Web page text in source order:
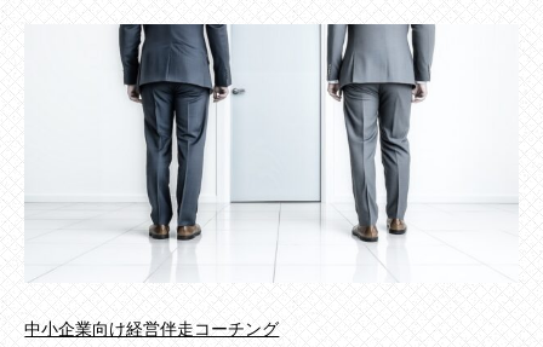
中小企業向け経営伴走コーチング